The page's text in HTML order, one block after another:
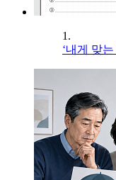
1.
‘내게 맞